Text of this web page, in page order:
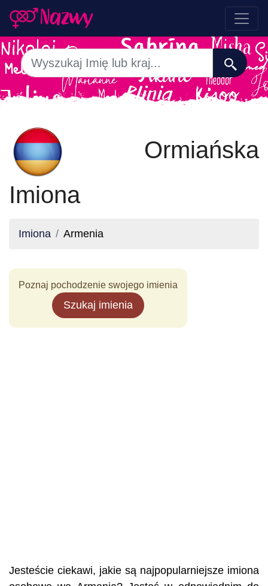
Ormiańska
Imiona
Imiona Armenia
Poznaj pochodzenie swojego imienia
Szukaj imienia
Jesteście ciekawi, jakie są najpopularniejsze imiona